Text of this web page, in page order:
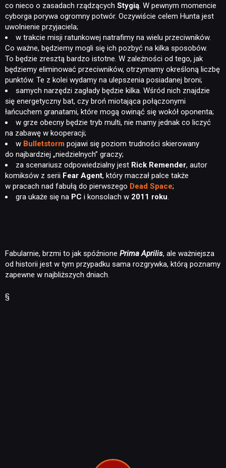
co nieco o zasadach rządzących Stygią. W pewnym momencie
cyborga porywa ogromny potwór. Oczywiście celem Hunta jest
uwolnienie przyjaciela;
w trakcie misji ratunkowej natrafimy na wielu przeciwników.
Co ważne, będziemy mogli się ich pozbyć na kilka sposobów.
To będzie zresztą bardzo istotne. W zależności od tego, jak
będziemy eliminować przeciwników, otrzymamy określoną liczbę
punktów. Te z kolei wydamy na ulepszenia posiadanej broni;
samych narzędzi zagłady będzie kilka. Wśród nich znajdzie
się energetyczny bat, czy broń miotająca połączonymi
łańcuchem granatami, które mogą owinąć się wokół oponenta;
w grze obecny będzie tryb multi, nie mamy jednak co liczyć
na zabawę w kooperacji;
w Bulletstorm pojawi się poziom trudności skierowany
do najbardziej „niedzielnych” graczy;
za scenariusz odpowiedzialny jest Rick Remender, autor
komiksów z serii Fear Agent, który maczał palce także
w pracach nad fabułą do pierwszego Dead Space;
gra ukaże się na PC i konsolach w 2011 roku.
Fabularnie, brzmi to jak spóźnione Prima Aprilis, ale ważniejsza
od historii jest w tym przypadku sama rozgrywka, którą poznamy
zapewne w najbliższych dniach.
§